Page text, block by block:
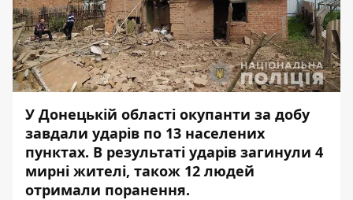
У Донецькій області окупанти за добу
завдали ударів по 13 населених
пунктах. В результаті ударів загинули 4
мирні жителі, також 12 людей
отримали поранення.